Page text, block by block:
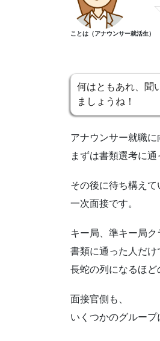
ことは（アナウンサー就活生）
何はともあれ、聞
ましょうね！
アナウンサー就職に
まずは書類選考に通
その後に待ち構えて
一次面接です。
キー局、準キー局ク
書類に通った人だけ
長蛇の列になるほど
面接官側も、
いくつかのグループ